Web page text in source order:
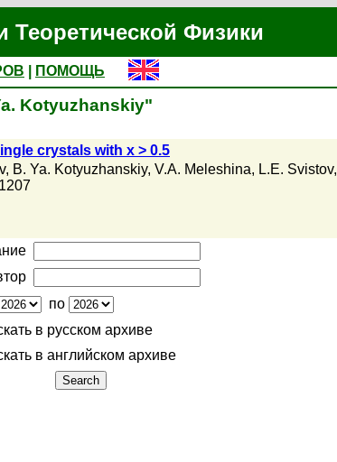
Физики
ПОМОЩЬ
Kotyuzhanskiy"
crystals with x > 0.5
, B. Ya. Kotyuzhanskiy, V.A. Meleshina, L.E. Svistov,
по
в русском архиве
в английском архиве